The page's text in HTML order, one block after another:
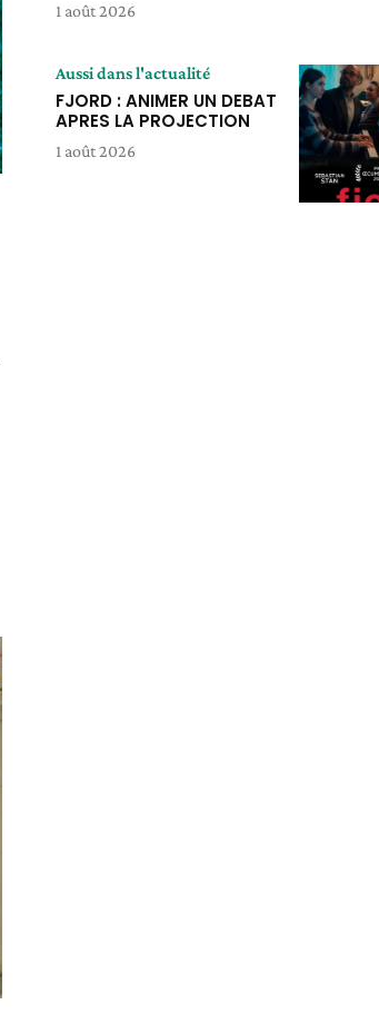
1 août 2026
Aussi dans l'actualité
FJORD : ANIMER UN DEBAT
APRES LA PROJECTION
1 août 2026